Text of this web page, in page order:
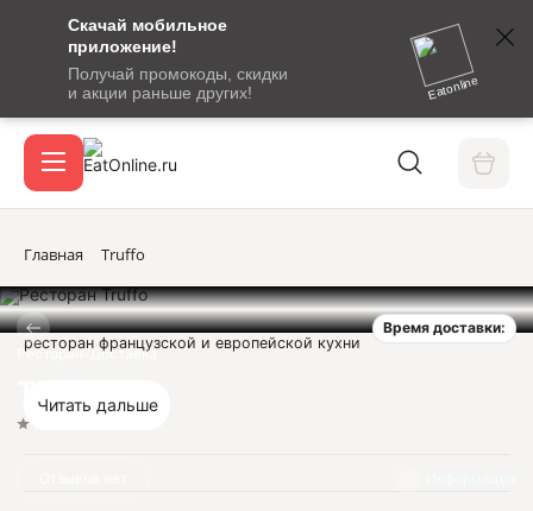
Скачай мобильное
приложение!
Получай промокоды, скидки
и акции раньше других!
Eatonline
сообщение
кодом
подтверждения
Вход / регистрация
Акции
Главная Truffo
Время доставки:
Ресторан-Доставка
Truffo
ресторан французской и европейской кухни
Читать дальше